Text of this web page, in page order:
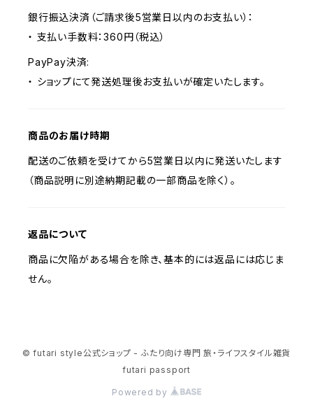
銀行振込決済（ご請求後5営業日以内のお支払い）：
・ 支払い手数料：360円（税込）
PayPay決済:
・ ショップにて発送処理後お支払いが確定いたします。
商品のお届け時期
配送のご依頼を受けてから5営業日以内に発送いたします
（商品説明に別途納期記載の一部商品を除く）。
返品について
商品に欠陥がある場合を除き、基本的には返品には応じま
せん。
© futari style公式ショップ - ふたり向け専門 旅・ライフスタイル雑貨
futari passport
Powered by